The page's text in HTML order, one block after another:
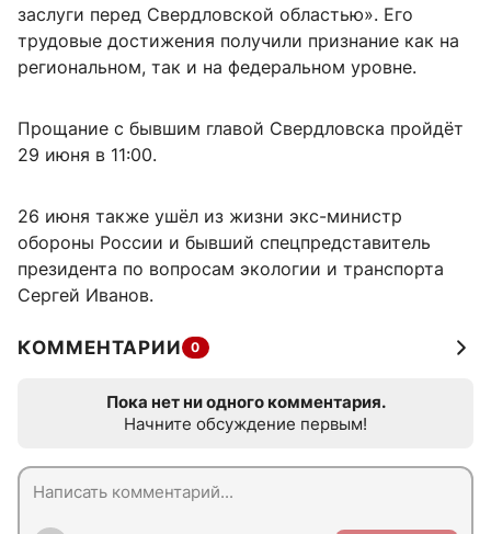
заслуги перед Свердловской областью». Его
трудовые достижения получили признание как на
региональном, так и на федеральном уровне.
Прощание с бывшим главой Свердловска пройдёт
29 июня в 11:00.
26 июня также ушёл из жизни экс-министр
обороны России и бывший спецпредставитель
президента по вопросам экологии и транспорта
Сергей Иванов.
КОММЕНТАРИИ 0
Пока нет ни одного комментария.
Начните обсуждение первым!